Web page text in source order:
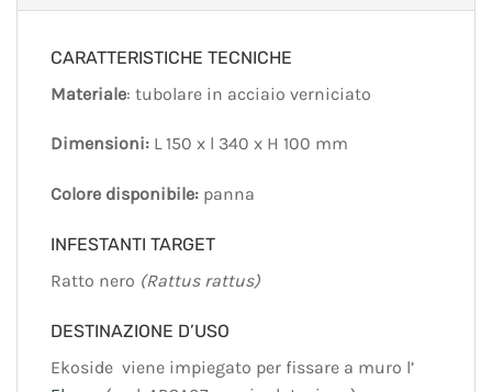
CARATTERISTICHE TECNICHE
Materiale: tubolare in acciaio verniciato
Dimensioni: L 150 x l 340 x H 100 mm
Colore disponibile: panna
INFESTANTI TARGET
Ratto nero (Rattus rattus)
DESTINAZIONE D’USO
Ekoside viene impiegato per fissare a muro l’